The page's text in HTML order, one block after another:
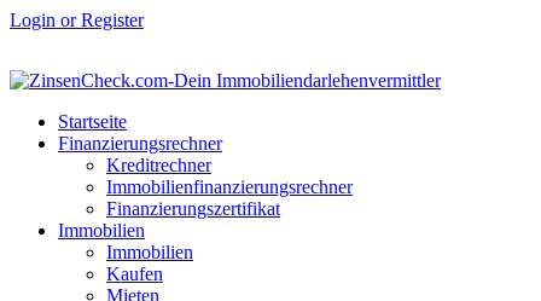
Login or Register
Startseite
Finanzierungsrechner
Kreditrechner
Immobilienfinanzierungsrechner
Finanzierungszertifikat
Immobilien
Immobilien
Kaufen
Mieten